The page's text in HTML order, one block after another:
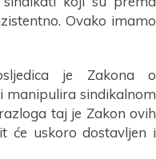
Ovako imamo
je Zakona o
manipulira sindikalnom
taj je Zakon ovih
će uskoro dostavljen i